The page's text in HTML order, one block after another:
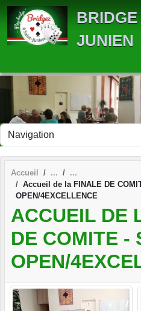
JUNIEN
Accueil
Accueil de la FINALE DE
OPEN/4EXCELLENCE
ACCUEIL DE
DE COMITE -
OPEN/
Panneau de gestion des cookies